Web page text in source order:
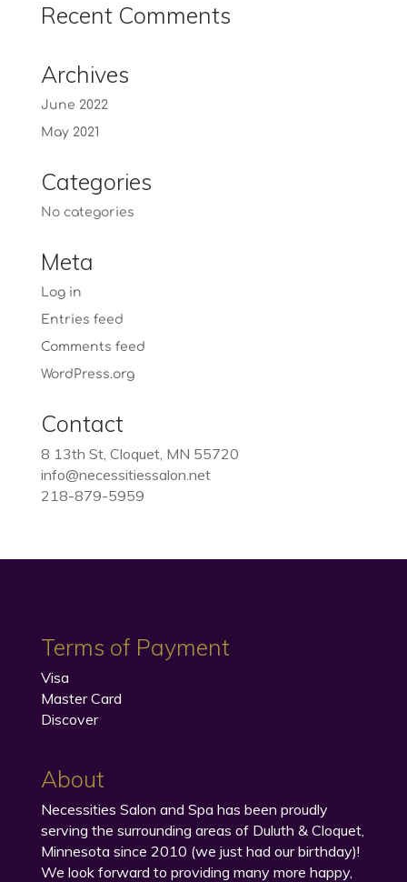
Recent Comments
Archives
June 2022
May 2021
Categories
No categories
Meta
Log in
Entries feed
Comments feed
WordPress.org
Contact
8 13th St, Cloquet, MN 55720
info@necessitiessalon.net
218-879-5959
Terms of Payment
Visa
Master Card
Discover
About
Necessities Salon and Spa has been proudly
serving the surrounding areas of Duluth & Cloquet,
Minnesota since 2010 (we just had our birthday)!
We look forward to providing many more happy,